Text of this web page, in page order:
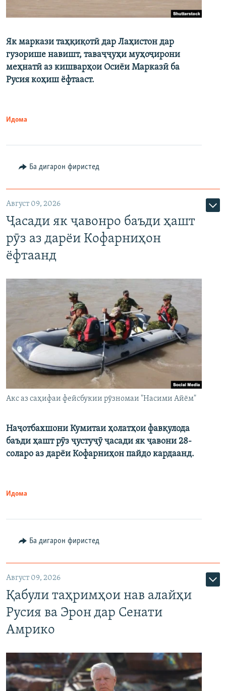
Як маркази таҳқиқотӣ дар Лаҳистон дар
гузорише навишт, таваҷҷуҳи муҳоҷирони
меҳнатӣ аз кишварҳои Осиёи Марказӣ ба
Русия коҳиш ёфтааст.
Идома
Ба дигарон фиристед
Август 09, 2026
Ҷасади як ҷавонро баъди ҳашт
рӯз аз дарёи Кофарниҳон
ёфтаанд
Акс аз саҳифаи фейсбукии рӯзномаи "Насими Айём"
Наҷотбахшони Кумитаи ҳолатҳои фавқулода
баъди ҳашт рӯз ҷустуҷӯ ҷасади як ҷавони 28-
соларо аз дарёи Кофарниҳон пайдо кардаанд.
Идома
Ба дигарон фиристед
Август 09, 2026
Қабули таҳримҳои нав алайҳи
Русия ва Эрон дар Сенати
Амрико